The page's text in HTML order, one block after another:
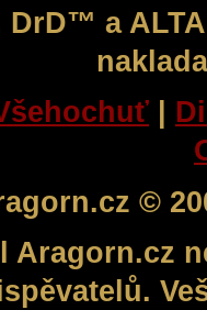
DrD™ a
©
Aragorn.cz